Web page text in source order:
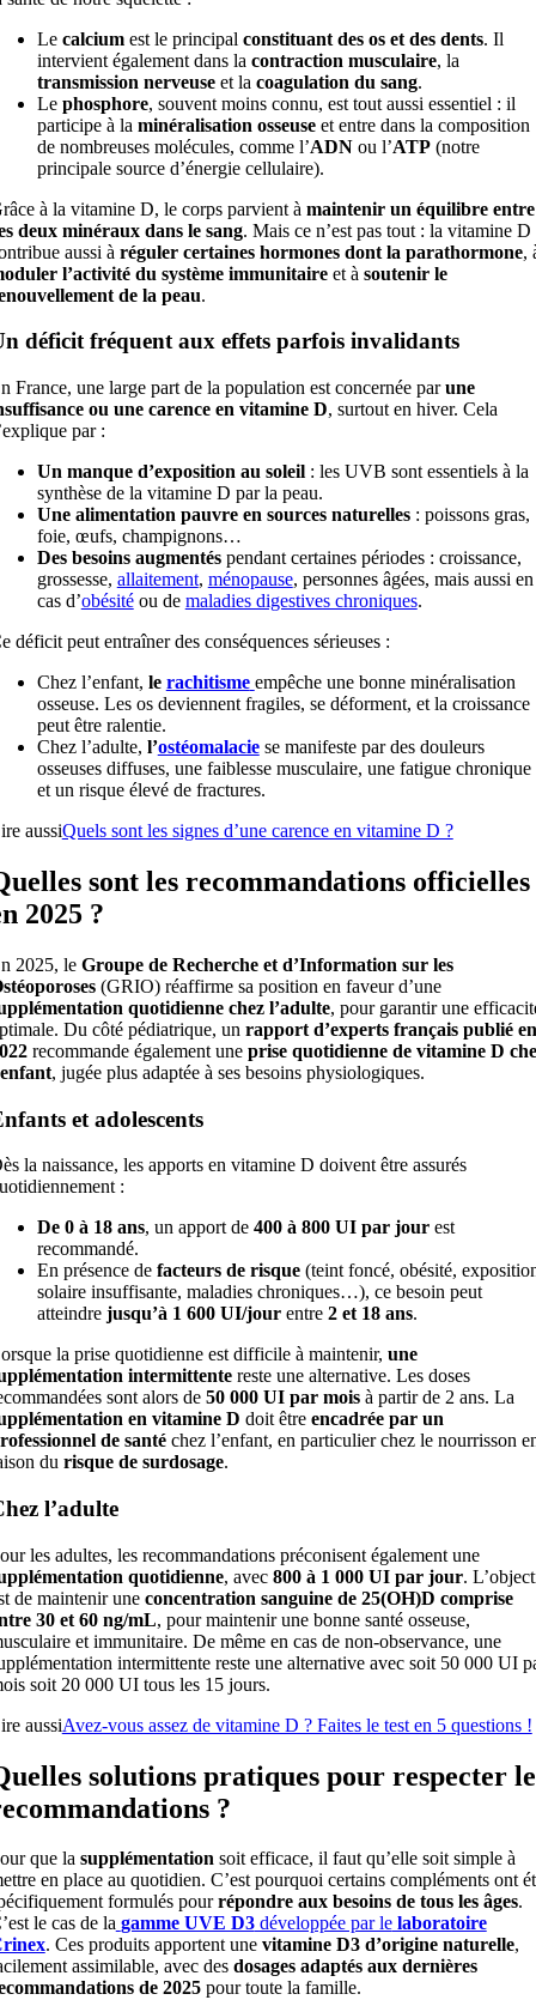
Le calciumest le principal constituant des os et des dents. Il
intervient également dans la contraction musculaire, la
transmission nerveuseet la coagulation du sang.
Le phosphore, souvent moins connu, est tout aussi essentiel : il
participe à la minéralisation osseuseet entre dans la composition
de nombreuses molécules, comme l’ADNou l’ATP(notre
principale source d’énergie cellulaire).
à la vitamine D, le corps parvient à maintenir un équilibre entre
deux minéraux dans le sang. Mais ce n’est pas tout : la vitamine D
aussi à réguler certaines hormones dont la parathormone,
l’activité du système immunitaireet à soutenir le
de la peau.
déficit fréquent aux effets parfois invalidants
France, une large part de la population est concernée parune
ou une carence en vitamine D, surtout en hiver. Cela
par :
Un manque d’exposition au soleil: les UVB sont essentiels à la
synthèse de la vitamine D par la peau.
Une alimentation pauvre en sources naturelles: poissons gras,
foie, œufs, champignons…
Des besoins augmentéspendant certaines périodes : croissance,
grossesse, allaitement, ménopause, personnes âgées, mais aussi en
cas d’obésitéou de maladies digestives chroniques.
déficit peut entraîner des conséquences sérieuses :
Chez l’enfant, le rachitisme empêche une bonne minéralisation
osseuse. Les os deviennent fragiles, se déforment, et la croissance
peut être ralentie.
Chez l’adulte, l’ostéomalaciese manifeste par des douleurs
osseuses diffuses, une faiblesse musculaire, une fatigue chronique
et un risque élevé de fractures.
aussiQuels sont les signes d’une carence en vitamine D ?
sont les recommandations officielles
2025 ?
2025, le Groupe de Recherche et d’Information sur les
(GRIO) réaffirme sa position en faveur d’une
quotidienne chez l’adulte, pour garantir une
Du côté pédiatrique, un rapport d’experts français publié en
recommande également une prise quotidienne de vitamine D
, jugée plus adaptée à ses besoins physiologiques.
et adolescents
la naissance, les apports en vitamine D doivent être assurés
:
De 0 à 18 ans, un apport de 400 à 800 UI par jourest
recommandé.
En présence de facteurs de risque(teint foncé, obésité,
solaire insuffisante, maladies chroniques…), ce besoin peut
atteindre jusqu’à 1 600 UI/jourentre 2 et 18 ans.
la prise quotidienne est difficile à maintenir, une
intermittentereste une alternative. Les doses
sont alors de 50 000 UI par moisà partir de 2 ans. La
en vitamine D doit être encadrée par un
de santéchez l’enfant, en particulier chez le nourrisson
du risque de surdosage.
l’adulte
les adultes, les recommandations préconisent également une
quotidienne, avec 800 à 1 000 UI par jour.
de maintenir une concentration sanguine de 25(OH)D comprise
30 et 60 ng/mL, pour maintenir une bonne santé osseuse,
et immunitaire. De même en cas de non-observance, une
intermittente reste une alternative avec soit 50 000 UI
soit 20 000 UI tous les 15 jours.
aussiAvez-vous assez de vitamine D ? Faites le test en 5 questions !
solutions pratiques pour respecter
?
que la supplémentation soit efficace, il faut qu’elle soit simple à
en place au quotidien. C’est pourquoi certains compléments ont
formulés pourrépondre aux besoins de tous les âges.
le cas de la gamme UVE D3développée par lelaboratoire
. Ces produits apportent une vitamine D3 d’origine naturelle,
assimilable, avec des dosages adaptés aux dernières
de 2025 pour toute la famille.